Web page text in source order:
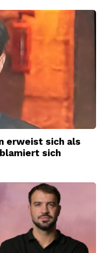
erweist sich als
sich